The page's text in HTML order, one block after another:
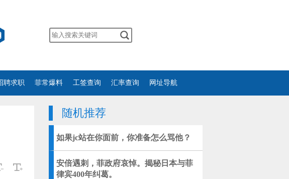
聘求职 菲常爆料 工签查询 汇率查询 网址导航
随机推荐
如果jc站在你面前，你准备怎么骂他？
安倍遇刺，菲政府哀悼。揭秘日本与菲
律宾400年纠葛。